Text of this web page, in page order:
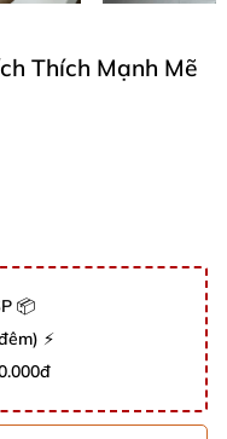
Thích Mạnh Mẽ
📦
⚡